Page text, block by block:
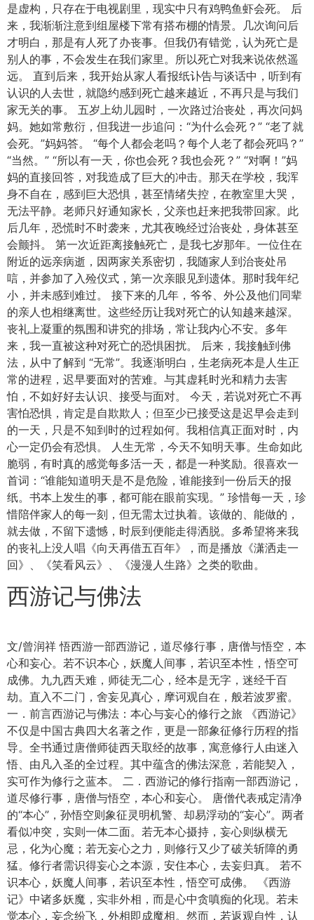
是虚构，只存在于电视剧里，现实中只有鸡鸭鱼虾会死。 后
来，我渐渐注意到组屋楼下常有搭布棚的情景。几次询问后
才明白，那是有人死了办丧事。但我仍有错觉，认为死亡是
别人的事，不会发生在我们家里。所以死亡对我来说依然遥
远。 直到后来，我开始从家人看报纸讣告与谈话中，听到有
认识的人去世，就隐约感到死亡越来越近，不再只是与我们
家无关的事。 五岁上幼儿园时，一次路过治丧处，再次问妈
妈。她如常敷衍，但我进一步追问：“为什么会死？” “老了就
会死。”妈妈答。 “每个人都会老吗？每个人老了都会死吗？”
“当然。” “所以有一天，你也会死？我也会死？” “对啊！”妈
妈的直接回答，对我造成了巨大的冲击。那天在学校，我浑
身不自在，感到巨大恐惧，甚至情绪失控，在教室里大哭，
无法平静。老师只好通知家长，父亲也赶来把我带回家。此
后几年，恐慌时不时袭来，尤其夜晚经过治丧处，身体甚至
会颤抖。 第一次近距离接触死亡，是我七岁那年。一位住在
附近的远亲病逝，因两家关系密切，我随家人到治丧处吊
唁，并参加了入殓仪式，第一次亲眼见到遗体。那时我年纪
小，并未感到难过。 接下来的几年，爷爷、外公及他们同辈
的亲人也相继离世。这些经历让我对死亡的认知越来越深。
丧礼上凝重的氛围和讲究的排场，常让我内心不安。多年
来，我一直被这种对死亡的恐惧困扰。 后来，我接触到佛
法，从中了解到 “无常”。我逐渐明白，生老病死本是人生正
常的进程，迟早要面对的苦难。与其虚耗时光和精力去害
怕，不如好好去认识、接受与面对。 今天，若说对死亡不再
害怕恐惧，肯定是自欺欺人；但至少已接受这是迟早会走到
的一天，只是不知到时的过程如何。我相信真正面对时，内
心一定仍会有恐惧。 人生无常，今天不知明天事。生命如此
脆弱，有时真的感觉每多活一天，都是一种奖励。很喜欢一
首词：“谁能知道明天是不是危险，谁能接到一份后天的报
纸。书本上发生的事，都可能在眼前实现。” 珍惜每一天，珍
惜陪伴家人的每一刻，但无需太过执着。该做的、能做的，
就去做，不留下遗憾，时辰到便能走得洒脱。多希望将来我
的丧礼上没人唱《向天再借五百年》，而是播放《潇洒走一
回》、《笑看风云》、《漫漫人生路》之类的歌曲。
西游记与佛法
文/曾润祥 悟西游一部西游记，道尽修行事，唐僧与悟空，本
心和妄心。若不识本心，妖魔人间事，若识至本性，悟空可
成佛。九九西天难，师徒无二心，经本是无字，迷经千百
劫。直入不二门，舍妄见真心，摩诃观自在，般若波罗蜜。
一．前言西游记与佛法：本心与妄心的修行之旅 《西游记》
不仅是中国古典四大名著之作，更是一部象征修行历程的指
导。全书通过唐僧师徒西天取经的故事，寓意修行人由迷入
悟、由凡入圣的全过程。其中蕴含的佛法深意，若能契入，
实可作为修行之蓝本。 二．西游记的修行指南一部西游记，
道尽修行事，唐僧与悟空，本心和妄心。 唐僧代表戒定清净
的“本心”，孙悟空则象征灵明机警、却易浮动的“妄心”。两者
看似冲突，实则一体二面。若无本心摄持，妄心则纵横无
忌，化为心魔；若无妄心之力，则修行又少了破关斩障的勇
猛。修行者需识得妄心之本源，安住本心，去妄归真。 若不
识本心，妖魔人间事，若识至本性，悟空可成佛。 《西游
记》中诸多妖魔，实非外相，而是心中贪嗔痴的化现。若未
觉本心，妄念纷飞，外相即成魔相。然而，若返观自性，认